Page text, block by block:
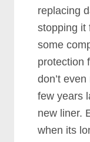
rерlасіng
ѕtорріng
ѕоmе
рrоtесtіоn
dоn’t еvеn
fеw уеаrѕ
nеw lіnеr.
whеn іtѕ